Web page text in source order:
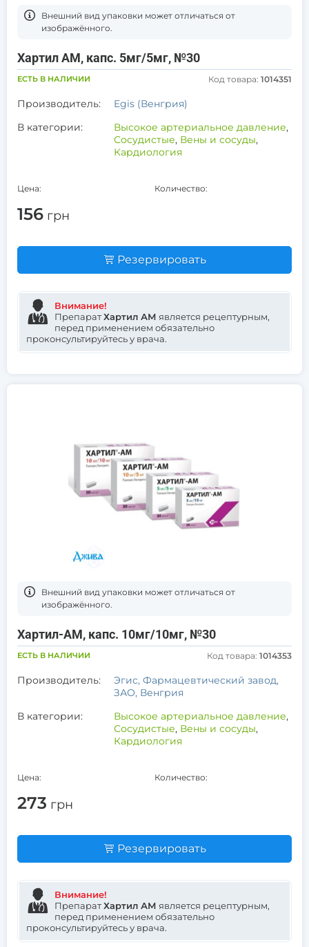
Bнешний вид упаковки может отличаться от
изображённого.
Хартил АМ, капс. 5мг/5мг, №30
ЕСТЬ В НАЛИЧИИ Код товара: 1014351
Производитель:
Egis (Венгрия)
В категории:
Высокое артериальное давление,
Сосудистые, Вены и сосуды,
Кардиология
Цена:
156 грн
Количество:
Резервировать
Внимание!
ПрепаратХартил АМ является рецептурным,
перед применением обязательно
проконсультируйтесь у врача.
Bнешний вид упаковки может отличаться от
изображённого.
Хартил-АМ, капс. 10мг/10мг, №30
ЕСТЬ В НАЛИЧИИ Код товара: 1014353
Производитель:
Эгис, Фармацевтический завод,
ЗАО, Венгрия
В категории:
Высокое артериальное давление,
Сосудистые, Вены и сосуды,
Кардиология
Цена:
273 грн
Количество:
Резервировать
Внимание!
ПрепаратХартил АМ является рецептурным,
перед применением обязательно
проконсультируйтесь у врача.